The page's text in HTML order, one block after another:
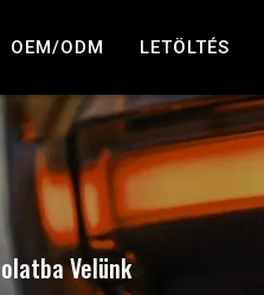
OEM/ODM LETÖLTÉS
Velünk